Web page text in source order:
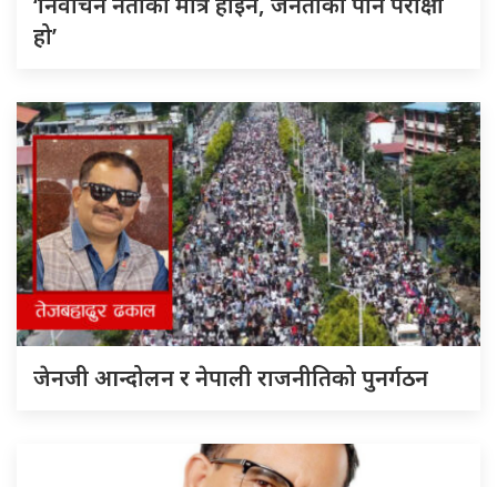
हो’
जेनजी आन्दोलन र नेपाली राजनीतिको पुनर्गठन